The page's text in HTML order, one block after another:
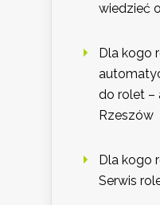
wiedzieć
Dla kogo
do rolet –
Rzeszów
Dla kogo
Serwis